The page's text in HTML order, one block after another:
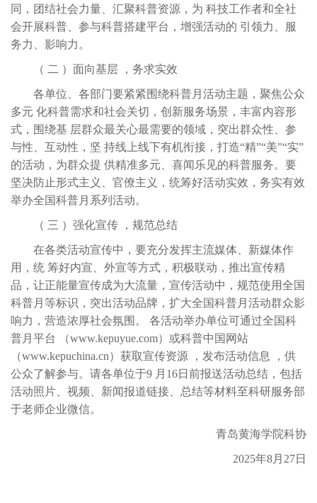
同，团结社会力量、汇聚科普资源，为 科技工作者和全社
会开展科普、参与科普搭建平台，增强活动的 引领力、服
务力、影响力。
（ 二 ）面向基层 ，务求实效
各单位、各部门要紧紧围绕科普月活动主题，聚焦公众
多元 化科普需求和社会关切，创新服务场景，丰富内容形
式，围绕基 层群众最关心最需要的领域，突出群众性、参
与性、互动性，坚 持线上线下有机衔接，打造“精”“美”“实”
的活动，为群众提 供精准多元、喜闻乐见的科普服务。要
坚决防止形式主义、官僚主义，统筹好活动实效，务实有效
举办全国科普月系列活动。
（ 三 ）强化宣传 ，规范总结
在各类活动宣传中，要充分发挥主流媒体、新媒体作
用，统 筹好内宣、外宣等方式，积极联动，推出宣传精
品，让正能量宣传成为大流量，宣传活动中，规范使用全国
科普月等标识，突出活动品牌，扩大全国科普月活动群众影
响力，营造浓厚社会氛围。
各活动举办单位可通过全国科
普月平台
（www.kepuyue.com）或科普中国网站
（www.kepuchina.cn）获取宣传资源 ，发布活动信息 ，供
公众了解参与。请各单位于9 月16日前报送活动总结，包括
活动照片、视频、新闻报道链接、总结等材料至科研服务部
于老师企业微信。
青岛黄海学院科协
2025年8月27日